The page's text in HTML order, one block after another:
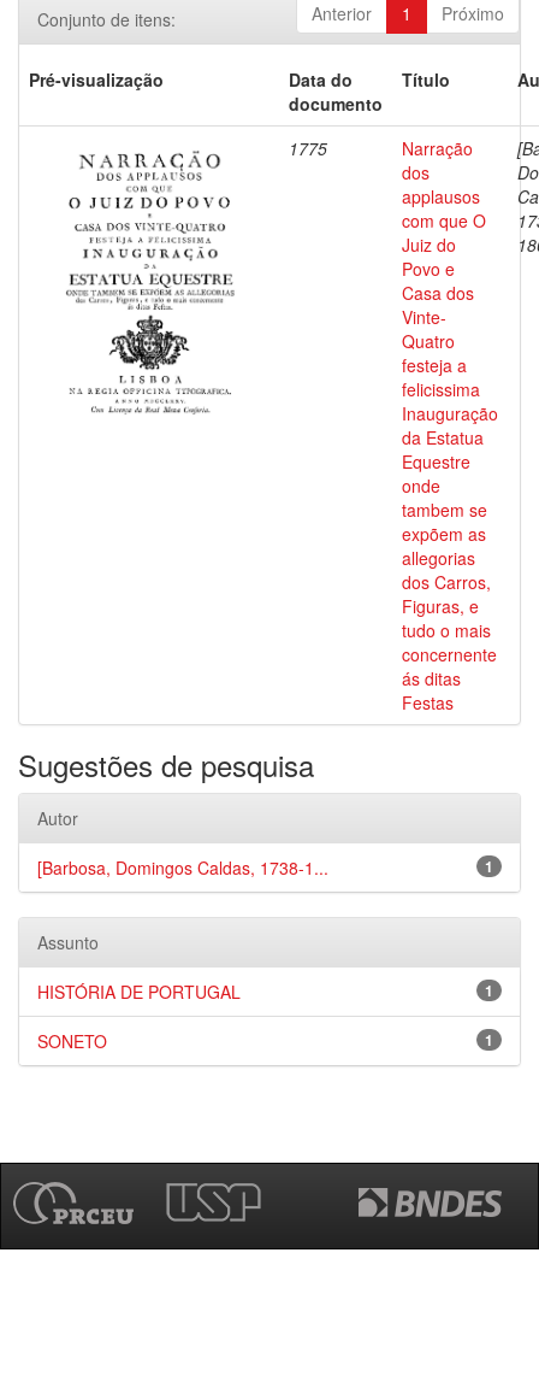
Anterior 1 Próximo
Conjunto de itens:
Pré-visualização
Data do
documento
Título
1775
Narração
dos
applausos
com que O
Juiz do
Povo e
Casa dos
Vinte-
Quatro
festeja a
felicissima
Inauguração
da Estatua
Equestre
onde
tambem se
expõem as
allegorias
dos Carros,
Figuras, e
tudo o mais
concernente
ás ditas
Festas
Sugestões de pesquisa
Autor
1
[Barbosa, Domingos Caldas, 1738-1...
Assunto
1
HISTÓRIA DE PORTUGAL
1
SONETO